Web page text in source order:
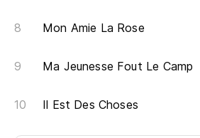
Mon Amie La Rose
Ma Jeunesse Fout Le Camp
Il Est Des Choses